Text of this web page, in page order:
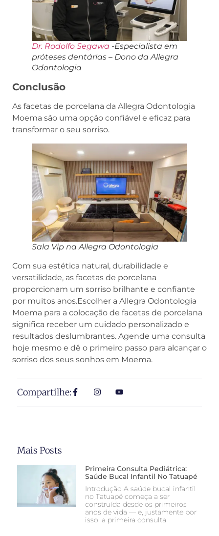
Dr. Rodolfo Segawa -Especialista em
próteses dentárias – Dono da Allegra
Odontologia
Conclusão
As facetas de porcelana da Allegra Odontologia
Moema são uma opção confiável e eficaz para
transformar o seu sorriso.
Sala Vip na Allegra Odontologia
Com sua estética natural, durabilidade e
versatilidade, as facetas de porcelana
proporcionam um sorriso brilhante e confiante
por muitos anos.Escolher a Allegra Odontologia
Moema para a colocação de facetas de porcelana
significa receber um cuidado personalizado e
resultados deslumbrantes. Agende uma consulta
hoje mesmo e dê o primeiro passo para alcançar o
sorriso dos seus sonhos em Moema.
Compartilhe:
Mais Posts
Primeira Consulta Pediátrica:
Saúde Bucal Infantil No Tatuapé
Introdução A saúde bucal infantil
no Tatuapé começa a ser
construída desde os primeiros
anos de vida — e, justamente por
isso, a primeira consulta